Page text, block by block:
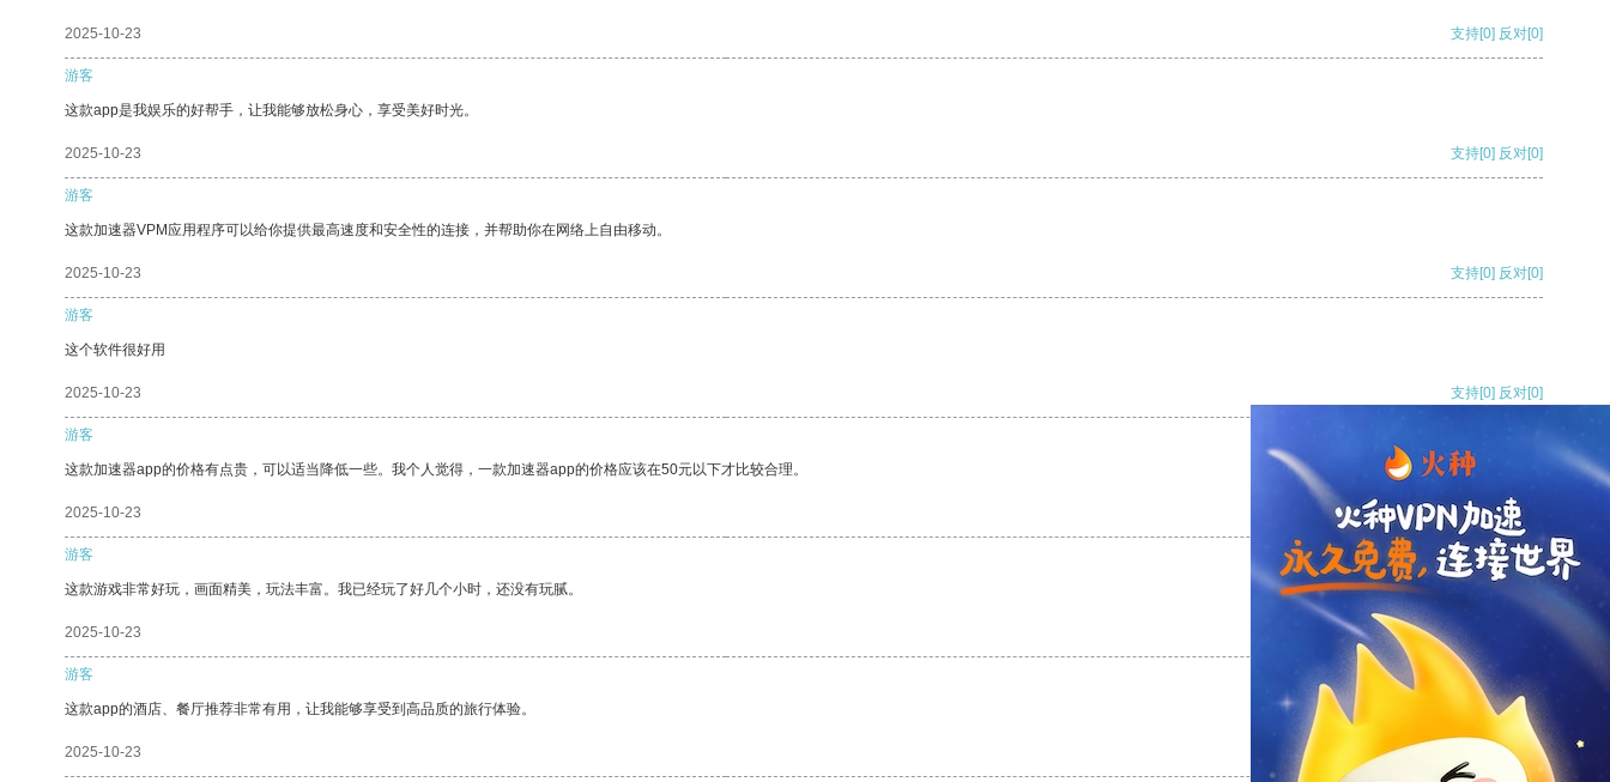
2025-10-23 支持[0] 反对[0]
游客
这款app是我娱乐的好帮手，让我能够放松身心，享受美好时光。
2025-10-23 支持[0] 反对[0]
游客
这款加速器VPM应用程序可以给你提供最高速度和安全性的连接，并帮助你在网络上自由移动。
2025-10-23 支持[0] 反对[0]
游客
这个软件很好用
2025-10-23 支持[0] 反对[0]
游客
这款加速器app的价格有点贵，可以适当降低一些。我个人觉得，一款加速器app的价格应该在50元以下才比较合理。
2025-10-23 支持[0] 反对
游客
这款游戏非常好玩，画面精美，玩法丰富。我已经玩了好几个小时，还没有玩腻。
2025-10-23 支持
游客
这款app的酒店、餐厅推荐非常有用，让我能够享受到高品质的旅行体验。
2025-10-23 反对 [0]